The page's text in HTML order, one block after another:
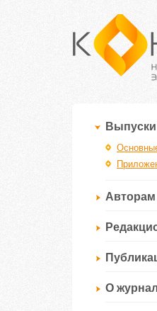
Выпуски
Авторам
О